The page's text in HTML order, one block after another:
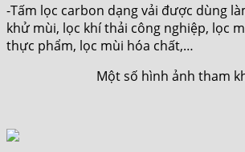
-Tấm lọc carbon dạng vải được dùng
khử mùi, lọc khí thải công nghiệp, lọc
thực phẩm, lọc mùi hóa chất,…
Một số hình ảnh tham